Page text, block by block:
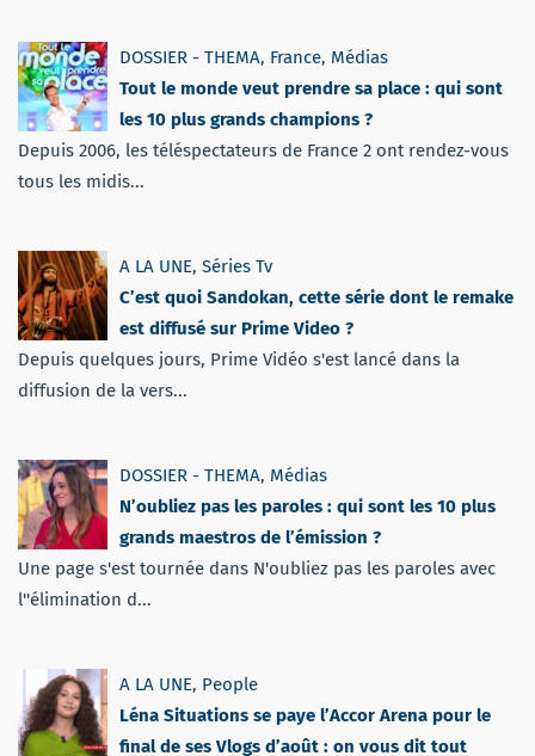
DOSSIER - THEMA, France, Médias
Tout le monde veut prendre sa place : qui sont
les 10 plus grands champions ?
Depuis 2006, les téléspectateurs de France 2 ont rendez-vous
tous les midis...
A LA UNE, Séries Tv
C’est quoi Sandokan, cette série dont le remake
est diffusé sur Prime Video ?
Depuis quelques jours, Prime Vidéo s'est lancé dans la
diffusion de la vers...
DOSSIER - THEMA, Médias
N’oubliez pas les paroles : qui sont les 10 plus
grands maestros de l’émission ?
Une page s'est tournée dans N'oubliez pas les paroles avec
l''élimination d...
A LA UNE, People
Léna Situations se paye l’Accor Arena pour le
final de ses Vlogs d’août : on vous dit tout